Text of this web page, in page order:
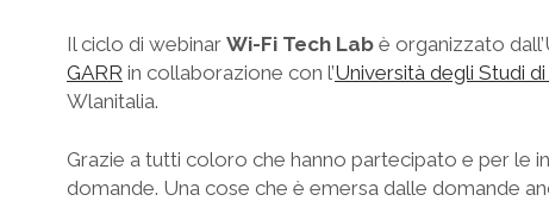
Il ciclo di webinar Wi-Fi Tech Lab è organizzato
GARR in collaborazione con l’Università degli Studi
Wlanitalia.
Grazie a tutti coloro che hanno partecipato e per le
domande. Una cose che è emersa dalle domande